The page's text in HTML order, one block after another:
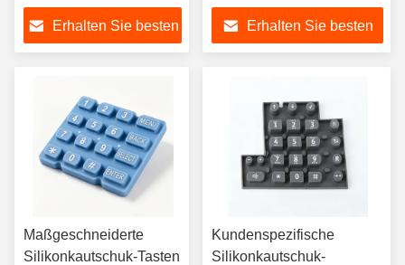
Hintergrundbeleuchtung
Blau-Weiß beleuchtete
Tasten für dunkle
Erhalten Sie besten
Optimierte Snap-Tactile-
Rückkopplung für
Steuerungen
Erhalten Sie besten
Maßgeschneiderte
Silikonkautschuk-Tasten
Kundenspezifische
Silikonkautschuk-